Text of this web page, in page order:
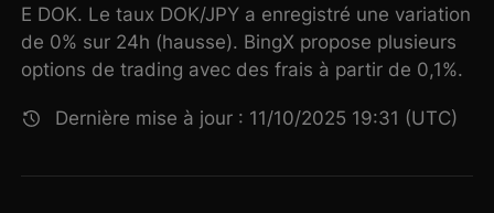
E DOK. Le taux DOK/JPY a enregistré une variation
de 0% sur 24h (hausse). BingX propose plusieurs
options de trading avec des frais à partir de 0,1%.
Dernière mise à jour : 11/10/2025 19:31 (UTC)